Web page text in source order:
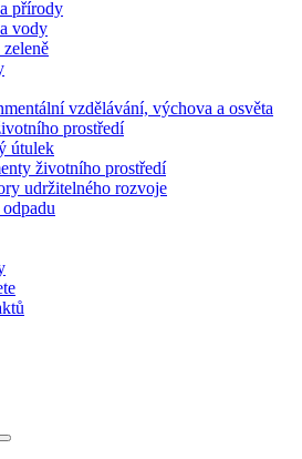
přírody
vody
vzdělávání, výchova a osvěta
prostředí
útulek
životního prostředí
udržitelného rozvoje